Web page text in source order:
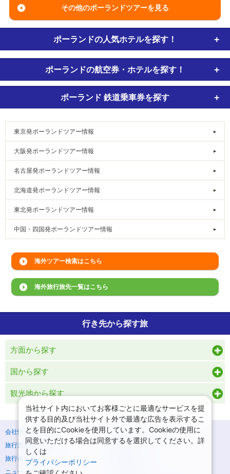
その他のポーランドツアーを見る
ポーランドの人気ホテルを探す！
ポーランドの航空券・ホテルを探す！
ポーランド 鉄道乗車券を探す
東京発ポーランドツアー情報
大阪発ポーランドツアー情報
名古屋発ポーランドツアー情報
北海道発ポーランドツアー情報
東北発ポーランドツアー情報
中国・四国発ポーランドツアー情報
海外ツアー検索はこちら
海外旅行旅先一覧はこちら
行き先から探す旅
方面から探す
国から探す
観光地から探す
会社情報
プライバシーポリシー
旅行業登録票・約款
規約集
旅行条件書
ニュースリリース
当社サイト内においてお客様ごとに最適なサービスを提
供する目的及び当社サイト外で最適な広告を表示するこ
とを目的にCookieを使用しています。Cookieの使用に
同意いただける場合は同意するを選択してください。詳
しくは
プライバシーポリシー